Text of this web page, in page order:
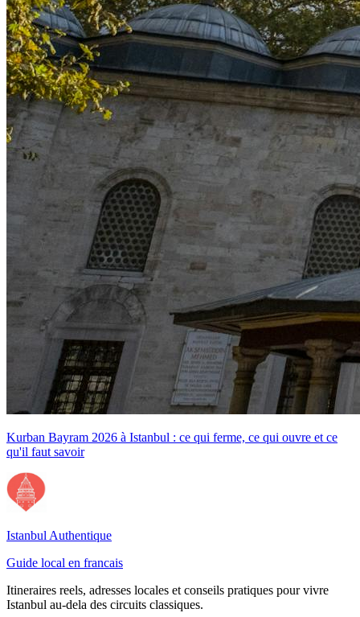
Kurban Bayram 2026 à Istanbul : ce qui ferme, ce qui ouvre et ce
qu'il faut savoir
Istanbul Authentique
Guide local en francais
Itineraires reels, adresses locales et conseils pratiques pour vivre
Istanbul au-dela des circuits classiques.